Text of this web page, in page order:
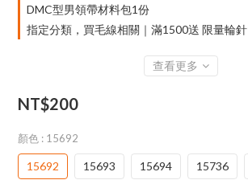
DMC型男領帶材料包1份
指定分類，買毛線相關｜滿1500送 限量輪
查看更多
NT$200
顏色 : 15692
15692 15693 15694 15736